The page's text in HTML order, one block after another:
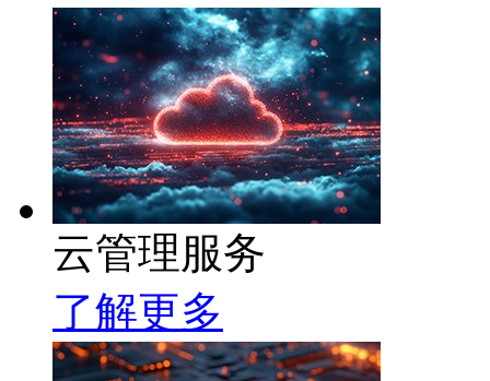
云管理服务
了解更多